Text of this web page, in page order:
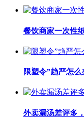
餐饮商家一次性
限塑令”趋严怎
外卖漏汤差评多